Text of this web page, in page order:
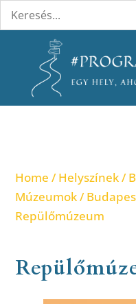
Home /Helyszínek/
Múzeumok/
Repülőmúzeum